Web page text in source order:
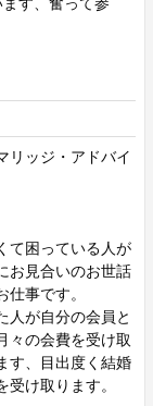
リッジ・アドバイ
て困っている人が
お見合いのお世話
事です。
人が自分の会員と
々の会費を受け取
す、目出度く結婚
け取ります。